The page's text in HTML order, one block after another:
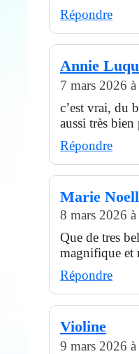
Répondre
Annie
7 mars 2026
c’est vrai, du
aussi très
Répondre
Marie
8 mars 2026
Que de tres
magnifique et
Répondre
Violine
9 mars 2026